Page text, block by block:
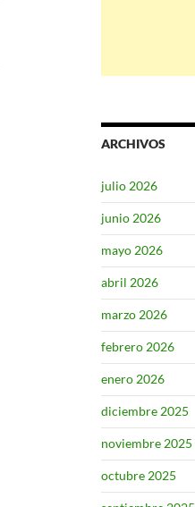
ARCHIVOS
julio 2026
junio 2026
mayo 2026
abril 2026
marzo 2026
febrero 2026
enero 2026
diciembre 2025
noviembre 2025
octubre 2025